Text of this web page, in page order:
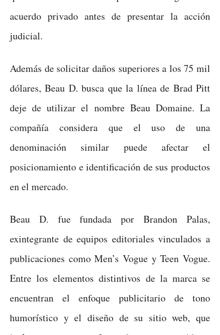
acuerdo privado antes de presentar la acción
judicial.
Además de solicitar daños superiores a los 75 mil
dólares, Beau D. busca que la línea de Brad Pitt
deje de utilizar el nombre Beau Domaine. La
compañía considera que el uso de una
denominación similar puede afectar el
posicionamiento e identificación de sus productos
en el mercado.
Beau D. fue fundada por Brandon Palas,
exintegrante de equipos editoriales vinculados a
publicaciones como Men’s Vogue y Teen Vogue.
Entre los elementos distintivos de la marca se
encuentran el enfoque publicitario de tono
humorístico y el diseño de su sitio web, que